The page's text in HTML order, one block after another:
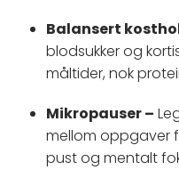
Balansert
blodsukker og
måltider, nok
Mikropauser –
mellom oppgaver
pust og mentalt